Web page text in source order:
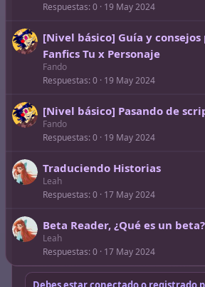
Respuestas 0 19 May 2024
[Nivel básico] Guía y
Fanfics Tu x Personaje
Fando
Respuestas 0 19 May 2024
[Nivel básico] Pasando de
Fando
Respuestas 0 19 May 2024
Traduciendo Historias
Leah
Respuestas 0 17 May 2024
Beta Reader, ¿Qué es un beta?
Leah
Respuestas 0 17 May 2024